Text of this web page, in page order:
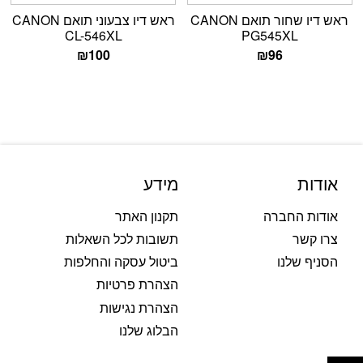
ראש דיו שחור תואם CANON
PG545XL
₪96
ראש דיו צבעוני תואם CANON
CL-546XL
₪100
אודות
אודות החברה
צרו קשר
הסניף שלנו
מידע
תקנון האתר
תשובות לכל השאלות
ביטול עסקה והחלפות
הצהרת פרטיות
הצהרת נגישות
הבלוג שלנו
פתח סרגל נגישות